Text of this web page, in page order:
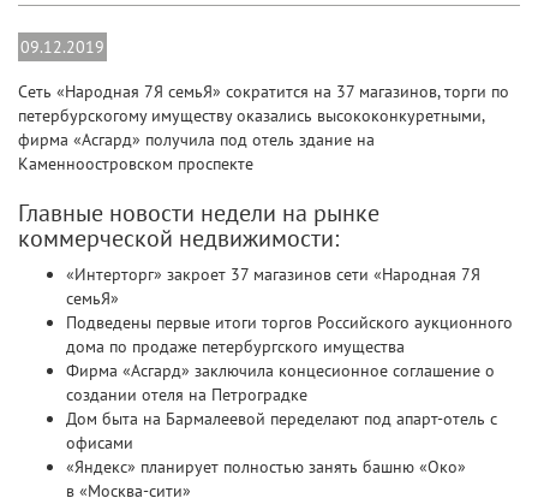
09.12.2019
Сеть «Народная 7Я семьЯ» сократится на 37 магазинов, торги по
петербурскогому имуществу оказались высококонкуретными,
фирма «Асгард» получила под отель здание на
Каменноостровском проспекте
Главные новости недели на рынке
коммерческой недвижимости:
«Интерторг» закроет 37 магазинов сети «Народная 7Я
семьЯ»
Подведены первые итоги торгов Российского аукционного
дома по продаже петербургского имущества
Фирма «Асгард» заключила концесионное соглашение о
создании отеля на Петроградке
Дом быта на Бармалеевой переделают под апарт-отель с
офисами
«Яндекс» планирует полностью занять башню «Око»
в «Москва-сити»